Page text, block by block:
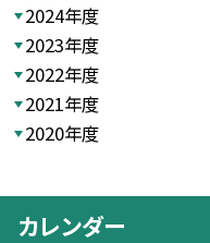
2024年度
2023年度
2022年度
2021年度
2020年度
カレンダー